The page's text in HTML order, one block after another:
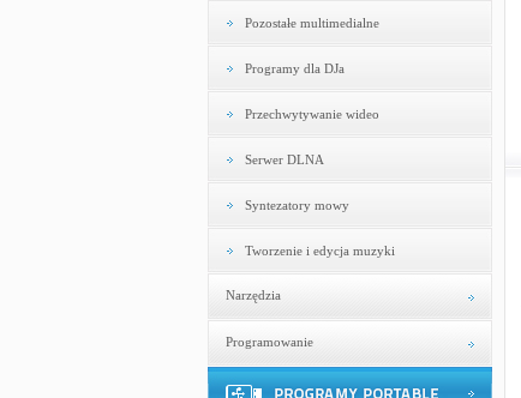
Pozostałe multimedialne
Programy dla DJa
Przechwytywanie wideo
Serwer DLNA
Syntezatory mowy
Tworzenie i edycja muzyki
Narzędzia
Programowanie